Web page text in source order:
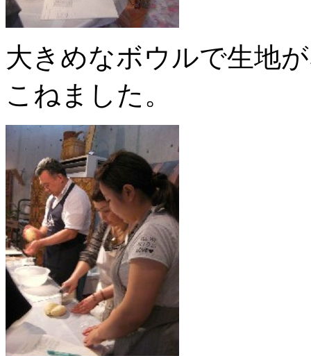
大きめなボウルで生地
こねました。